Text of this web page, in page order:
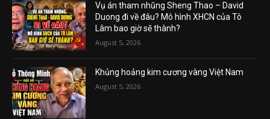
Vụ án tham nhũng Sheng Thao – David
Duong đi về đâu? Mô hình XHCN của Tô
Lâm bao giờ sẽ thành?
August 5, 2026
Khủng hoảng kim cương vàng Việt Nam
August 5, 2026